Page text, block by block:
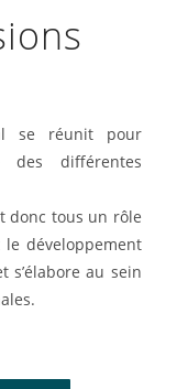
se réunit pour
des différentes
donc tous un rôle
développement
s’élabore au sein